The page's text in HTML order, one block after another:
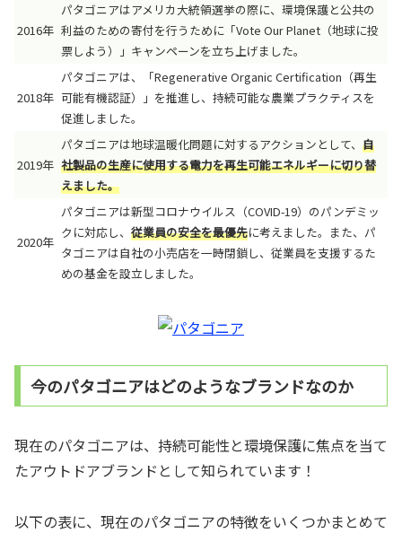
2016年
パタゴニアはアメリカ大統領選挙の際に、環境保護と公共の
利益のための寄付を行うために「Vote Our Planet（地球に投
票しよう）」キャンペーンを立ち上げました。
2018年
パタゴニアは、「Regenerative Organic Certification（再生
可能有機認証）」を推進し、持続可能な農業プラクティスを
促進しました。
2019年
パタゴニアは地球温暖化問題に対するアクションとして、 自
社製品の生産に使用する電力を再生可能エネルギーに切り替
えました。
2020年
パタゴニアは新型コロナウイルス（COVID-19）のパンデミッ
クに対応し、 従業員の安全を最優先に考えました。また、パ
タゴニアは自社の小売店を一時閉鎖し、従業員を支援するた
めの基金を設立しました。
今のパタゴニアはどのようなブランドなのか
現在のパタゴニアは、持続可能性と環境保護に焦点を当て
たアウトドアブランドとして知られています！
以下の表に、現在のパタゴニアの特徴をいくつかまとめて